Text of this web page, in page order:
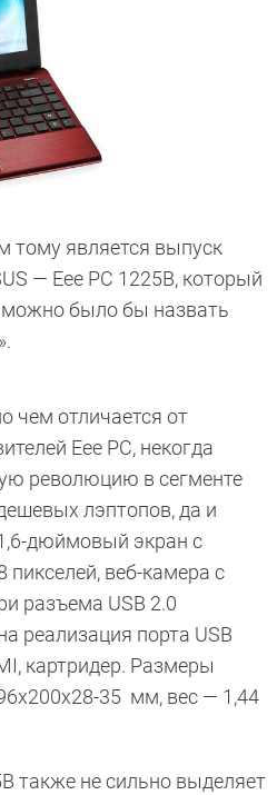
тому является выпуск
— Eee PC 1225B, который
можно было бы назвать
чем отличается от
Eee PC, некогда
революцию в сегменте
лэптопов, да и
дюймовый экран с
веб-камера с
разъема USB 2.0
реализация порта USB
картридер. Размеры
35 мм, вес — 1,44
также не сильно выделяет